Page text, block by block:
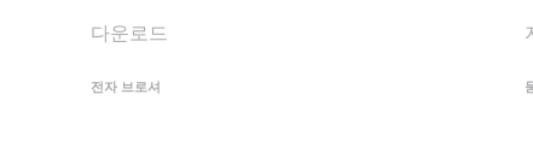
다운로드
전자 브로셔